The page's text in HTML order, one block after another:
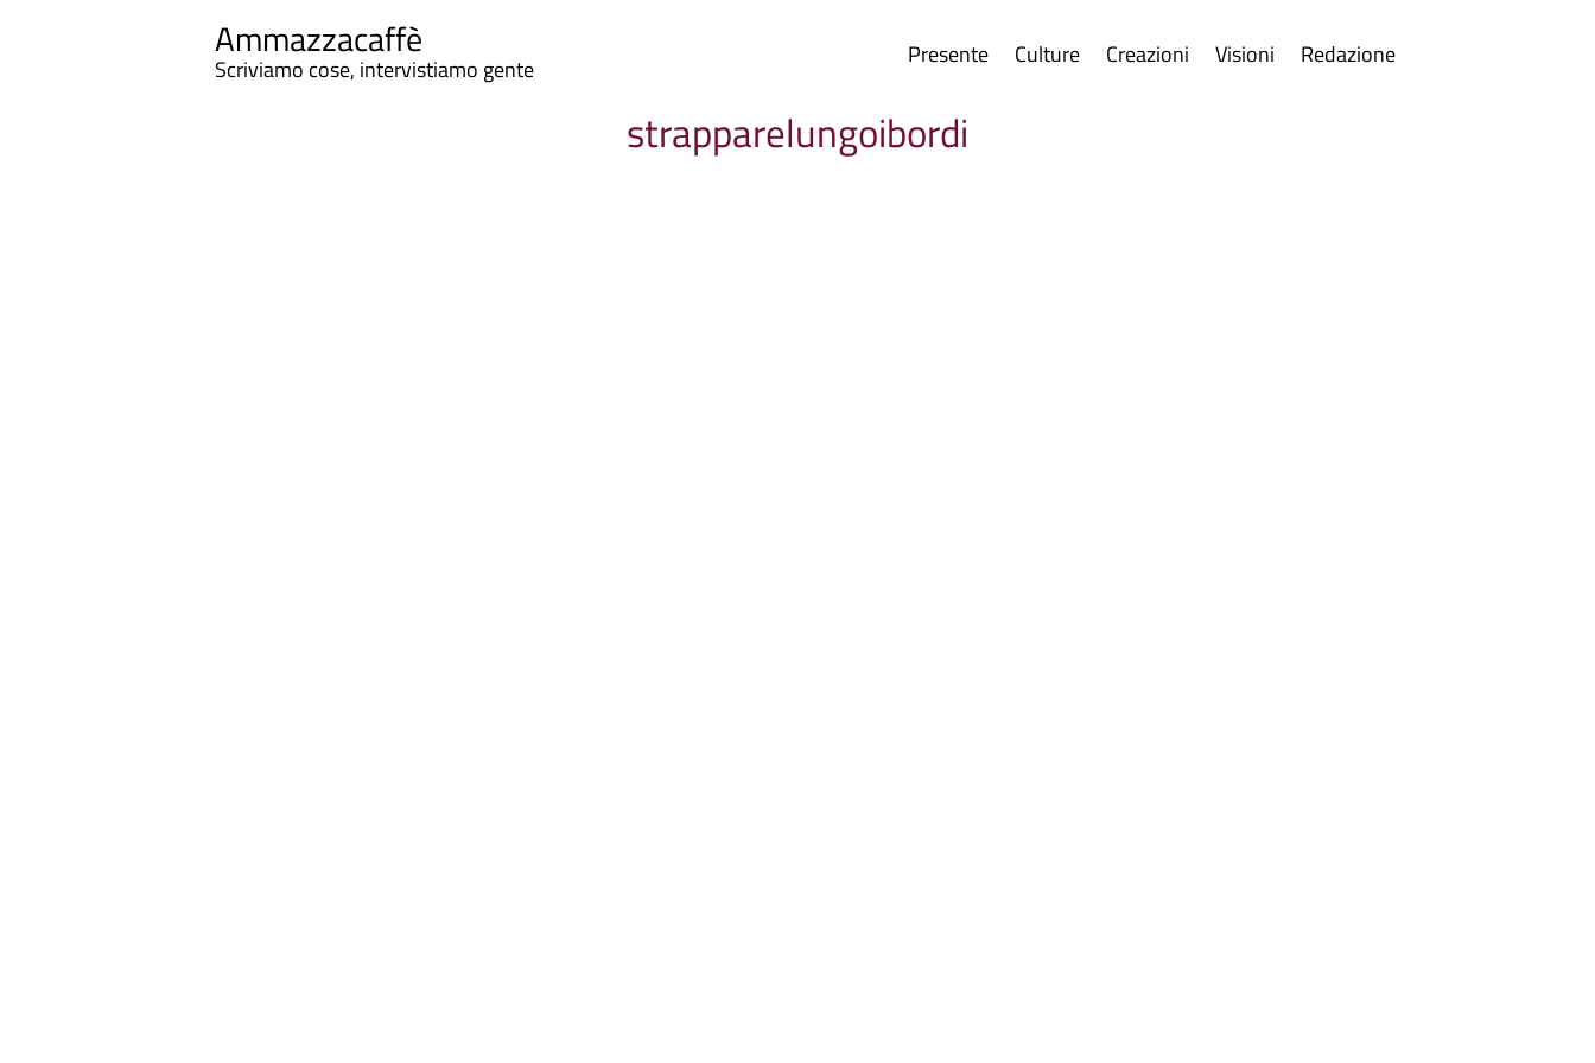
Ammazzacaffè
Scriviamo cose, intervistiamo gente Presente Culture Creazioni Visioni Redazione
strapparelungoibordi